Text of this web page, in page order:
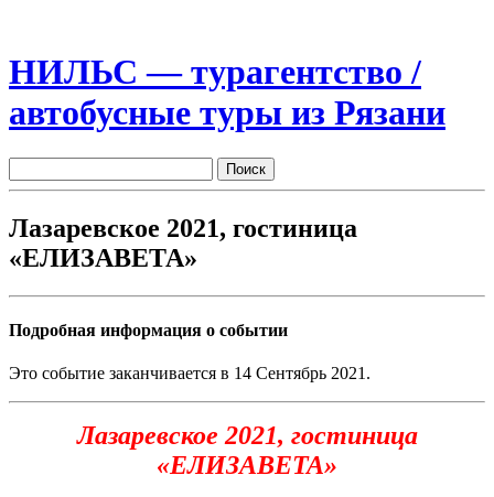
НИЛЬС — турагентство /
автобусные туры из Рязани
Лазаревское 2021, гостиница
«ЕЛИЗАВЕТА»
Подробная информация о событии
Это событие заканчивается в 14 Сентябрь 2021.
Лазаревское 2021, гостиница
«ЕЛИЗАВЕТА»